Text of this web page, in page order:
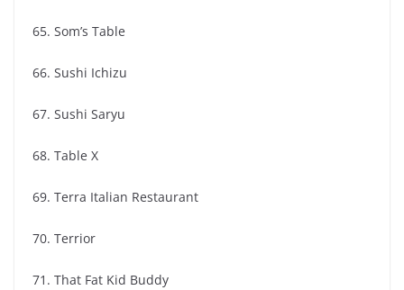
65. Som’s Table
66. Sushi Ichizu
67. Sushi Saryu
68. Table X
69. Terra Italian Restaurant
70. Terrior
71. That Fat Kid Buddy